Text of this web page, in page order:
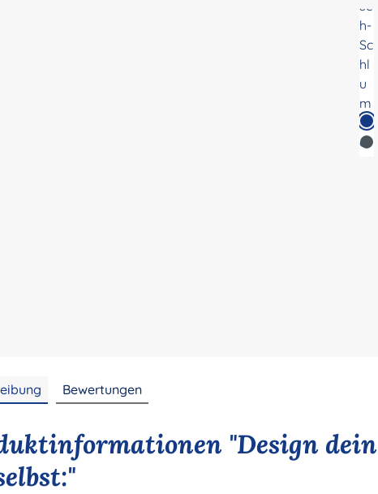
Bewertungen
"Design